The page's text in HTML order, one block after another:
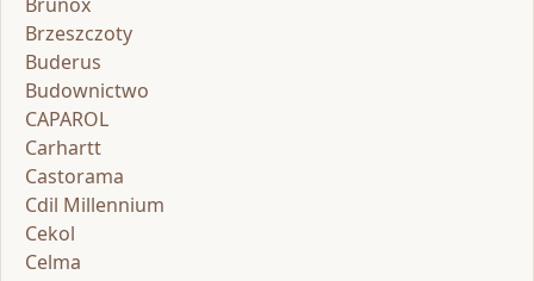
Brzeszczoty
Buderus
Budownictwo
CAPAROL
Carhartt
Castorama
Cdil Millennium
Cekol
Celma